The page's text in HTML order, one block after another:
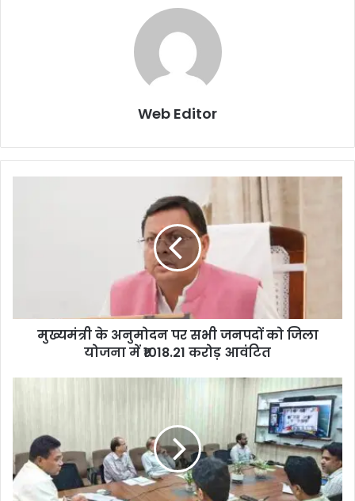
Web Editor
मुख्यमंत्री के अनुमोदन पर सभी जनपदों को जिला
योजना में ₹1018.21 करोड़ आवंटित